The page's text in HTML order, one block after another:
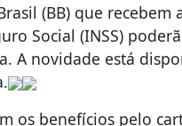
(BB) que
Social (INSS)
A novidade está
os benefícios pelo